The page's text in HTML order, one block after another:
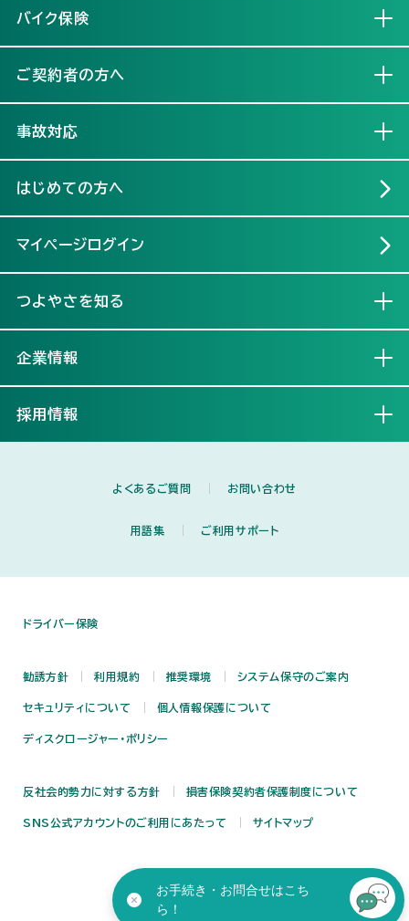
バイク保険
ご契約者の方へ
事故対応
はじめての方へ
マイページログイン
つよやさを知る
企業情報
採用情報
よくあるご質問 お問い合わせ
用語集 ご利用サポート
ドライバー保険
勧誘方針 利用規約 推奨環境 システム保守のご案内
セキュリティについて 個人情報保護について
ディスクロージャー・ポリシー
反社会的勢力に対する方針 損害保険契約者保護制度について
SNS公式アカウントのご利用にあたって サイトマップ
お手続き・お問合せはこち
ら！